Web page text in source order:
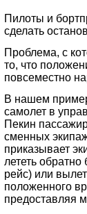
Пилоты и
сделать
Проблема, с
то, что
повсеместно
В нашем
самолет в
Пекин
сменных
приказывает
лететь
рейс) или
положенного
предоставляя